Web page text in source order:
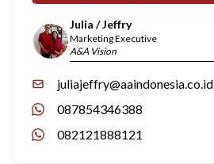
Julia / Jeffry
Marketing Executive
A&A Vision
juliajeffry@aaindonesia.co.id
087854346388
082121888121